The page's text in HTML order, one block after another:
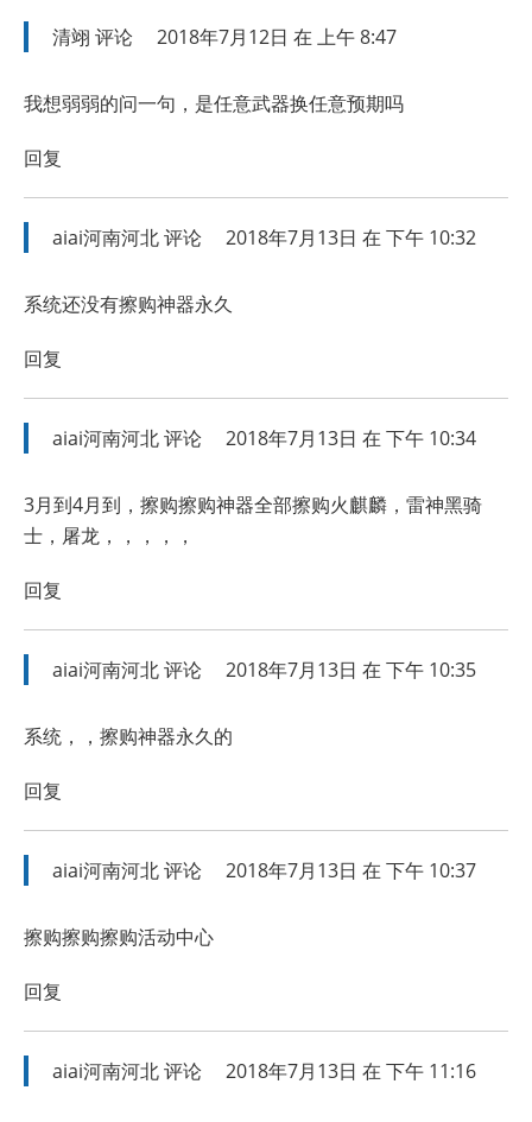
清翊 评论 2018年7月12日 在 上午 8:47
我想弱弱的问一句，是任意武器换任意预期吗
回复
aiai河南河北评论 2018年7月13日 在 下午 10:32
系统还没有擦购神器永久
回复
aiai河南河北评论 2018年7月13日 在 下午 10:34
3月到4月到，擦购擦购神器全部擦购火麒麟，雷神黑骑
士，屠龙，，，，，
回复
aiai河南河北评论 2018年7月13日 在 下午 10:35
系统，，擦购神器永久的
回复
aiai河南河北评论 2018年7月13日 在 下午 10:37
擦购擦购擦购活动中心
回复
aiai河南河北评论 2018年7月13日 在 下午 11:16